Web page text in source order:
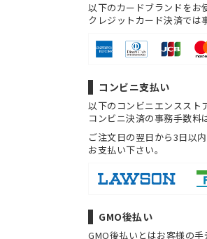
以下のカードブランドをお
クレジットカード決済では
コンビニ支払い
以下のコンビニエンススト
コンビニ決済の事務手数料
ご注文日の翌日から3日以
お支払い下さい。
GMO後払い
GMO後払いとはお客様の